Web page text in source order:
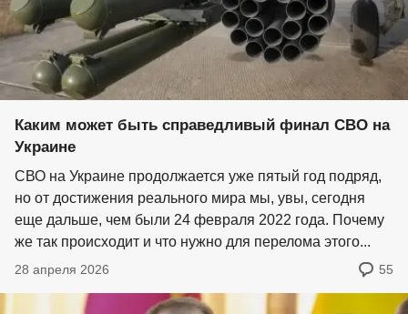
Каким может быть справедливый финал СВО на
Украине
СВО на Украине продолжается уже пятый год подряд,
но от достижения реального мира мы, увы, сегодня
еще дальше, чем были 24 февраля 2022 года. Почему
же так происходит и что нужно для перелома этого...
28 апреля 2026 55